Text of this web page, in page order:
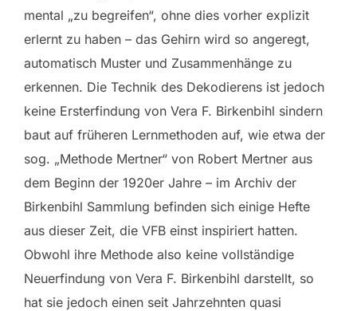
mental „zu begreifen“, ohne dies vorher explizit
erlernt zu haben – das Gehirn wird so angeregt,
automatisch Muster und Zusammenhänge zu
erkennen. Die Technik des Dekodierens ist jedoch
keine Ersterfindung von Vera F. Birkenbihl sindern
baut auf früheren Lernmethoden auf, wie etwa der
sog. „Methode Mertner“ von Robert Mertner aus
dem Beginn der 1920er Jahre – im Archiv der
Birkenbihl Sammlung befinden sich einige Hefte
aus dieser Zeit, die VFB einst inspiriert hatten.
Obwohl ihre Methode also keine vollständige
Neuerfindung von Vera F. Birkenbihl darstellt, so
hat sie jedoch einen seit Jahrzehnten quasi